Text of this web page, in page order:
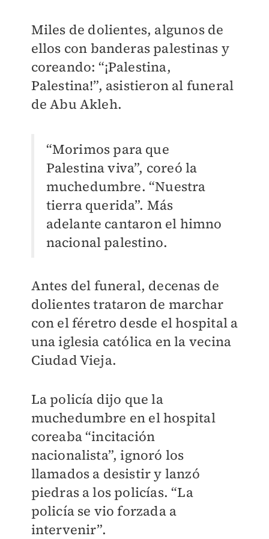
Miles de dolientes, algunos de
ellos con banderas palestinas y
coreando: “¡Palestina,
Palestina!”, asistieron al funeral
de Abu Akleh.
“Morimos para que
Palestina viva”, coreó la
muchedumbre. “Nuestra
tierra querida”. Más
adelante cantaron el himno
nacional palestino.
Antes del funeral, decenas de
dolientes trataron de marchar
con el féretro desde el hospital a
una iglesia católica en la vecina
Ciudad Vieja.
La policía dijo que la
muchedumbre en el hospital
coreaba “incitación
nacionalista”, ignoró los
llamados a desistir y lanzó
piedras a los policías. “La
policía se vio forzada a
intervenir”.